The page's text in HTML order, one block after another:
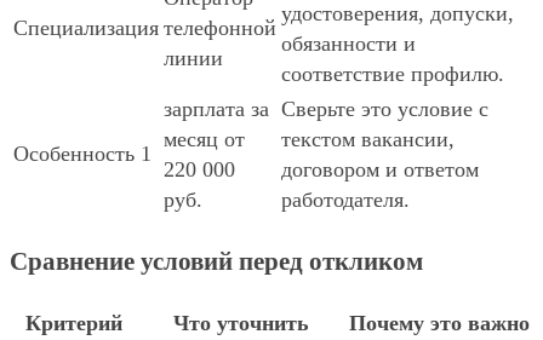
Специализация телефонной
линии
удостоверения, допуски,
обязанности и
соответствие профилю.
Особенность 1
зарплата за
месяц от
220 000
руб.
Сверьте это условие с
текстом вакансии,
договором и ответом
работодателя.
Сравнение условий перед откликом
Критерий Что уточнить Почему это важно